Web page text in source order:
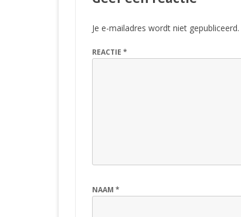
Je e-mailadres wordt niet gepubliceerd.
REACTIE *
NAAM *